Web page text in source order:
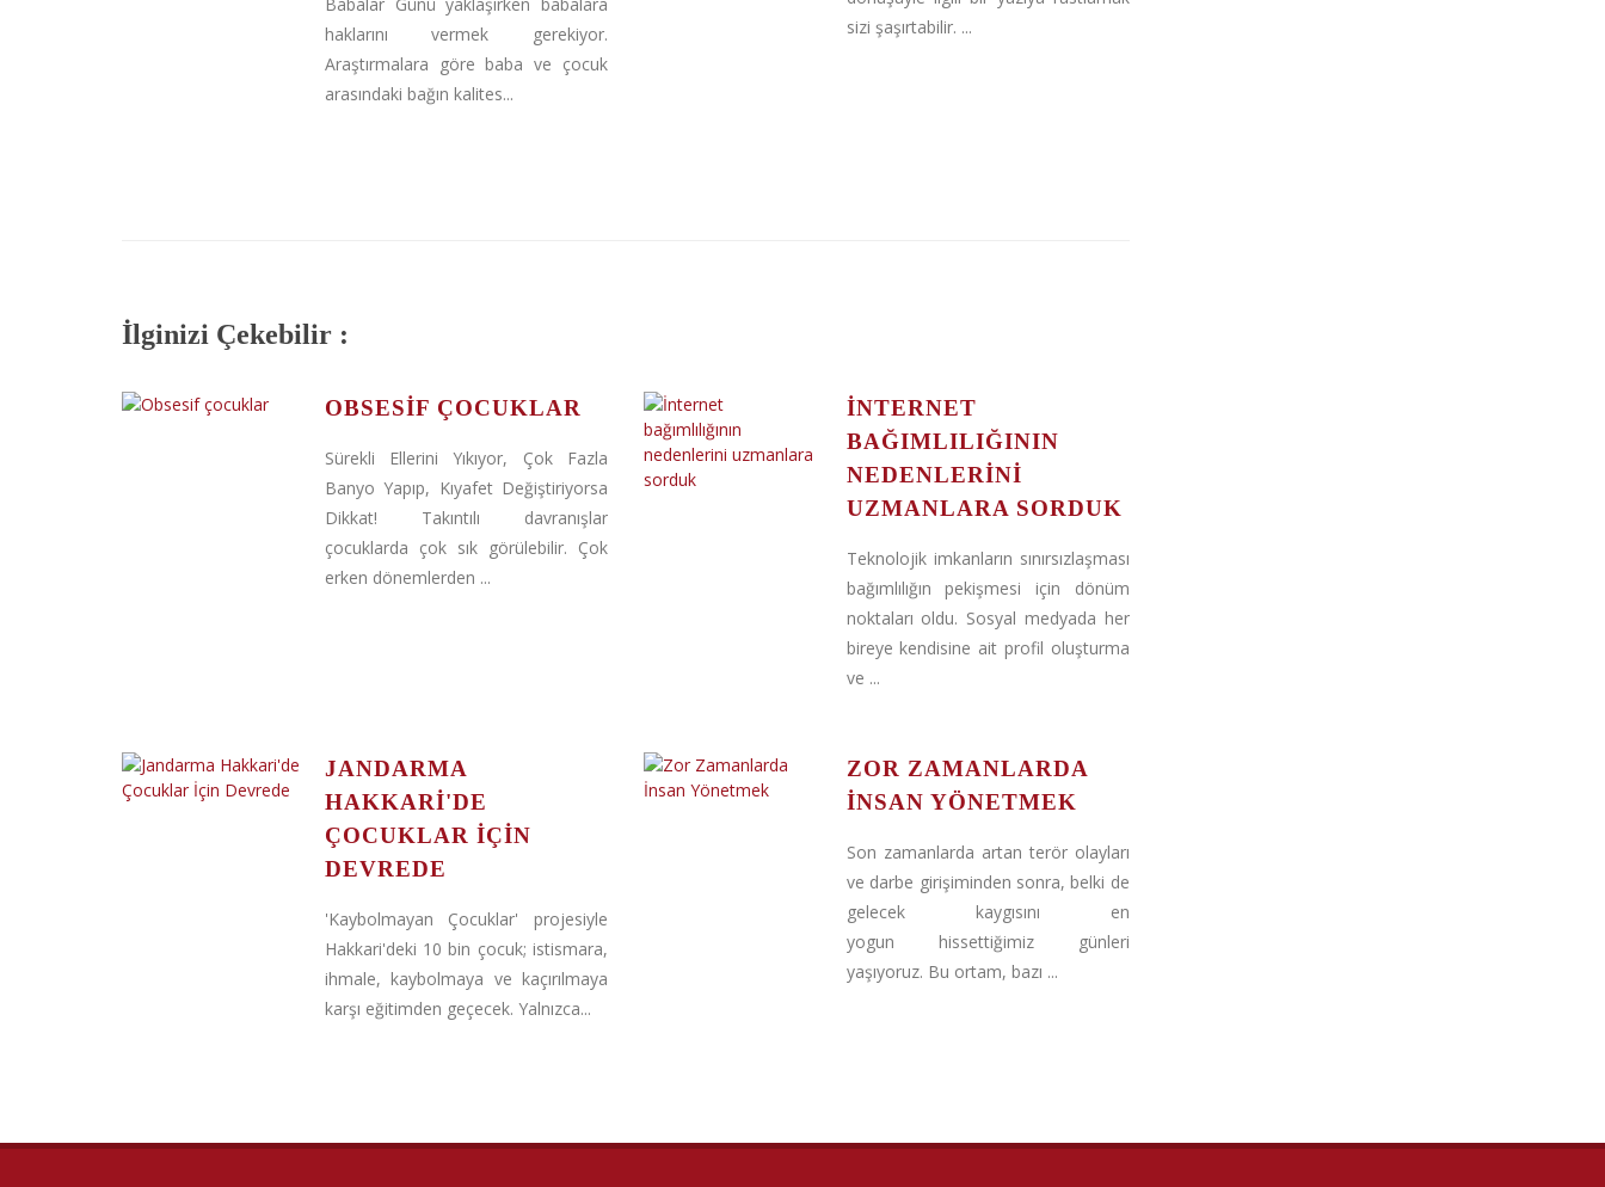
haklarını vermek gerekiyor.
Araştırmalara göre baba ve çocuk
arasındaki bağın kalites...
sizi şaşırtabilir. ...
İlginizi Çekebilir :
OBSESIF ÇOCUKLAR
Sürekli Ellerini Yıkıyor, Çok Fazla
Banyo Yapıp, Kıyafet Değiştiriyorsa
Dikkat! Takıntılı davranışlar
çocuklarda çok sık görülebilir. Çok
erken dönemlerden ...
İNTERNET
BAĞIMLILIĞININ
NEDENLERINI
UZMANLARA SORDUK
Teknolojik imkanların sınırsızlaşması
bağımlılığın pekişmesi için dönüm
noktaları oldu. Sosyal medyada her
bireye kendisine ait profil oluşturma
ve ...
JANDARMA
HAKKARI'DE
ÇOCUKLAR İÇIN
DEVREDE
'Kaybolmayan Çocuklar' projesiyle
Hakkari'deki 10 bin çocuk; istismara,
ihmale, kaybolmaya ve kaçırılmaya
karşı eğitimden geçecek. Yalnızca...
ZOR ZAMANLARDA
İNSAN YÖNETMEK
Son zamanlarda artan terör olayları
ve darbe girişiminden sonra, belki de
gelecek kaygısını en
yogun hissettiğimiz günleri
yaşıyoruz. Bu ortam, bazı ...